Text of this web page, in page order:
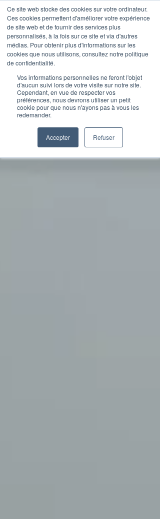
Ce site web stocke des cookies sur votre ordinateur.
Ces cookies permettent d'améliorer votre expérience
de site web et de fournir des services plus
personnalisés, à la fois sur ce site et via d'autres
médias. Pour obtenir plus d'informations sur les
cookies que nous utilisons, consultez notre politique
de confidentialité.
Vos informations personnelles ne feront l'objet
d'aucun suivi lors de votre visite sur notre site.
Cependant, en vue de respecter vos
préférences, nous devrons utiliser un petit
cookie pour que nous n'ayons pas à vous les
redemander.
Accepter Refuser
Articles de blog